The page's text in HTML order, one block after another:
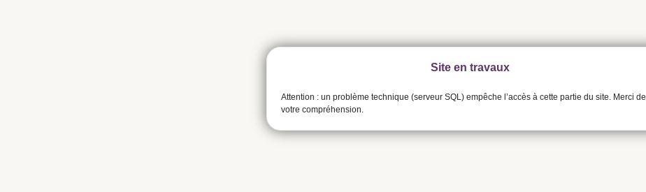
Site en travaux
Attention : un problème technique (serveur SQL) empêche l’accès à cette partie du site. Merci de
votre compréhension.